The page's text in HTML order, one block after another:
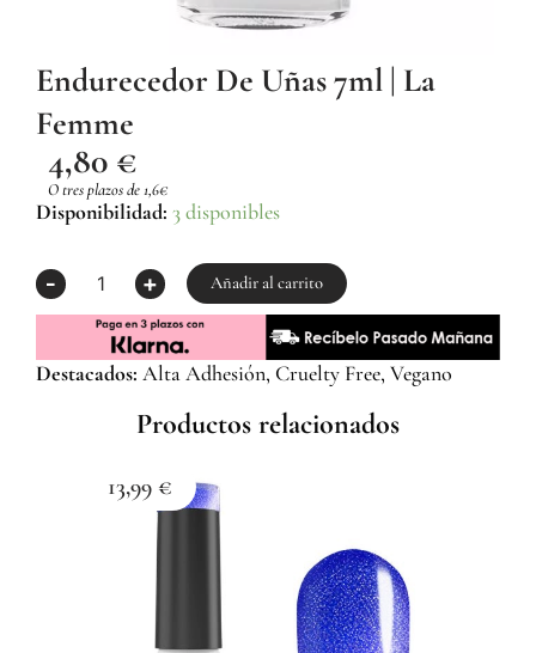
Endurecedor De Uñas 7ml | La
Femme
4,80 €
O tres plazos de 1,6€
Disponibilidad: 3 disponibles
-
Endurecedor
7ml
cantidad
+ Añadir al carrito
Destacados: Alta Adhesión, Cruelty Free, Vegano
Productos relacionados
13,99 €